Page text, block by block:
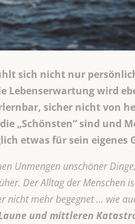
sich nicht nur
Lebenserwartung wird
sicher nicht von
„Schönsten“ sind und
etwas für sein eigenes
Unmengen unschöner
Der Alltag der Menschen
nicht mehr begegnet … wie
und mittleren